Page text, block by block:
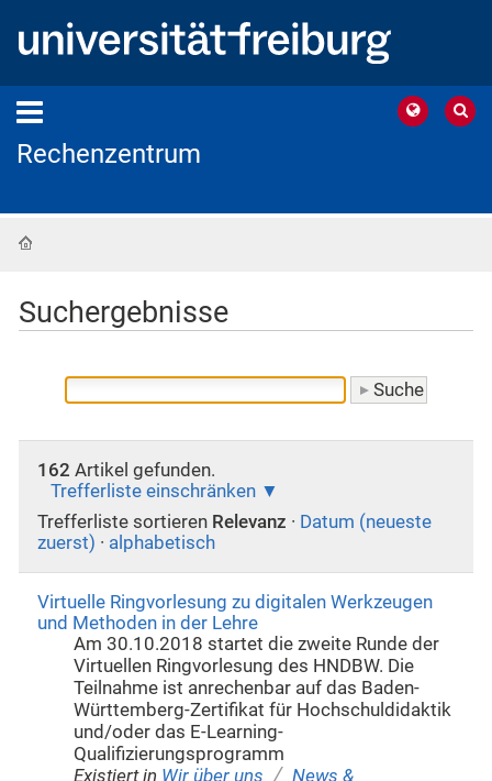
Rechenzentrum
Suchergebnisse
162 Artikel gefunden.
Trefferliste einschränken
Trefferliste sortieren Relevanz · Datum (neueste
zuerst) · alphabetisch
Virtuelle Ringvorlesung zu digitalen Werkzeugen
und Methoden in der Lehre
Am 30.10.2018 startet die zweite Runde der
Virtuellen Ringvorlesung des HNDBW. Die
Teilnahme ist anrechenbar auf das Baden-
Württemberg-Zertifikat für Hochschuldidaktik
und/oder das E-Learning-
Qualifizierungsprogramm
Existiert in Wir über uns / News &